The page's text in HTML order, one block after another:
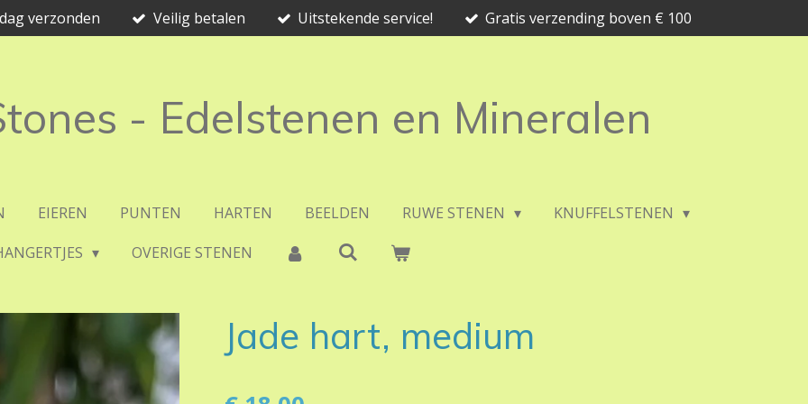
verzonden Veilig betalen Uitstekende service! Gratis verzending boven € 100
- Edelstenen en Mineralen
EIEREN PUNTEN HARTEN BEELDEN RUWE STENEN
KNUFFELSTENEN
OVERIGE STENEN
Jade hart, medium